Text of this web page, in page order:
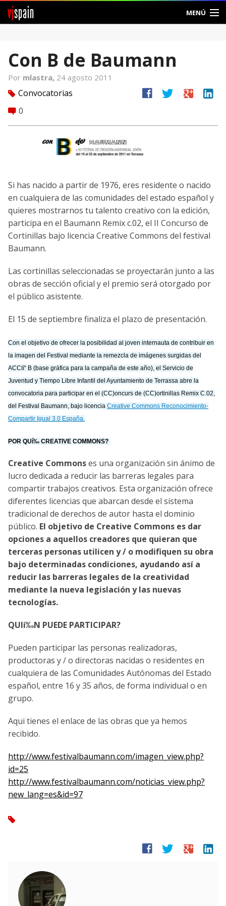
vjspain MENÚ
Foros
Vjspain
Entrar
Crear Cuenta
Con B de Baumann
Por mlastra, 24 agosto 2011
tag Convocatorias
comment 0
facebook twitter google linkedin
Si has nacido a partir de 1976, eres residente o nacido
en cualquiera de las comunidades del estado español y
quieres mostrarnos tu talento creativo con la edición,
participa en el Baumann Remix c.02, el II Concurso de
Cortinillas bajo licencia Creative Commons del festival
Baumann.
Las cortinillas seleccionadas se proyectarán junto a las
obras de sección oficial y el premio será otorgado por
el público asistente.
El 15 de septiembre finaliza el plazo de presentación.
Con el objetivo de ofrecer la posibilidad al joven internauta de contribuir en
la imagen del Festival mediante la remezcla de imágenes surgidas del
ACCIí“ B (base gráfica para la campaña de este año), el Servicio de
Juventud y Tiempo Libre Infantil del Ayuntamiento de Terrassa abre la
convocatoria para participar en el (CC)oncurs de (CC)ortinillas Remix C.02,
del Festival Baumann, bajo licencia Creative Commons Reconocimiento-
Compartir Igual 3.0 España.
POR QUí‰ CREATIVE COMMONS?
Creative Commonses una organización sin ánimo de
lucro dedicada a reducir las barreras legales para
compartir trabajos creativos. Esta organización ofrece
diferentes licencias que abarcan desde el sistema
tradicional de derechos de autor hasta el dominio
público. El objetivo de Creative Commons es dar
opciones a aquellos creadores que quieran que
terceras personas utilicen y / o modifiquen su obra
bajo determinadas condiciones, ayudando así­ a
reducir las barreras legales de la creatividad
mediante la nueva legislación y las nuevas
tecnologí­as.
QUIí‰N PUEDE PARTICIPAR?
Pueden participar las personas realizadoras,
productoras y / o directoras nacidas o residentes en
cualquiera de las Comunidades Autónomas del Estado
español, entre 16 y 35 años, de forma individual o en
grupo.
Aqui tienes el enlace de las obras que ya hemos
recibido.
http://www.festivalbaumann.com/imagen_view.php?
id=25
http://www.festivalbaumann.com/noticias_view.php?
new_lang=es&id=97
tag
facebook twitter google linkedin